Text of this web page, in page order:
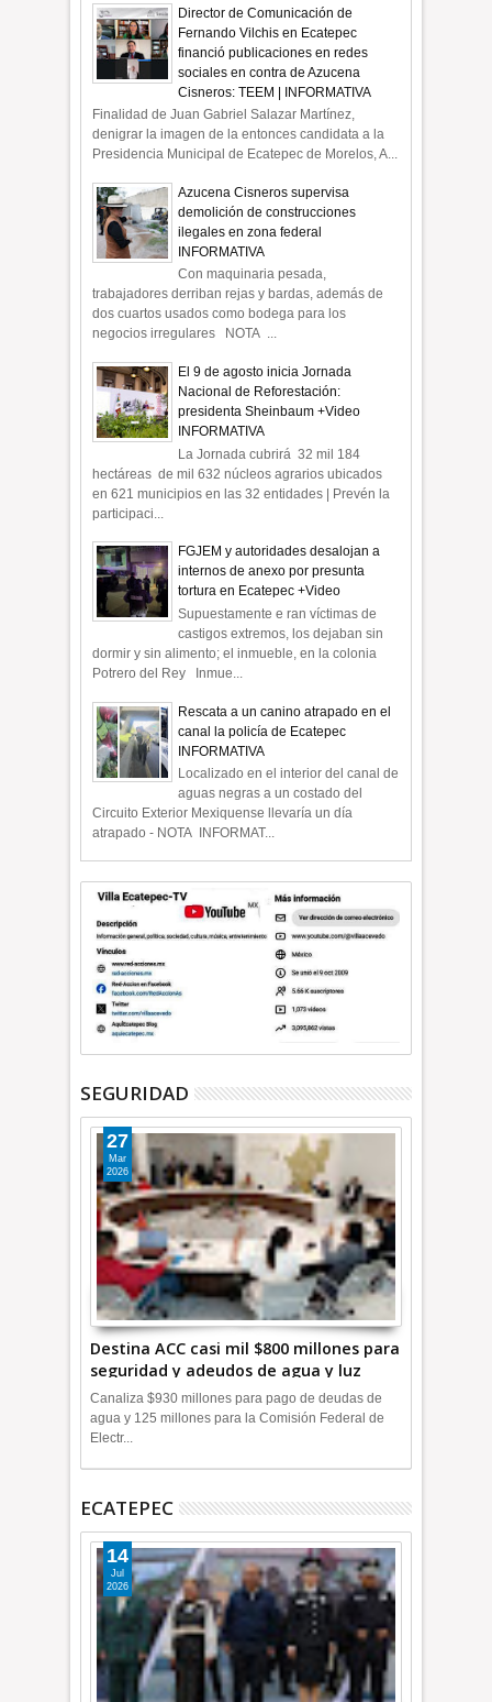
Director de Comunicación de
Fernando Vilchis en Ecatepec
financió publicaciones en redes
sociales en contra de Azucena
Cisneros: TEEM | INFORMATIVA
Finalidad de Juan Gabriel Salazar Martínez,
denigrar la imagen de la entonces candidata a la
Presidencia Municipal de Ecatepec de Morelos, A...
Azucena Cisneros supervisa
demolición de construcciones
ilegales en zona federal
INFORMATIVA
Con maquinaria pesada,
trabajadores derriban rejas y bardas, además de
dos cuartos usados como bodega para los
negocios irregulares NOTA ...
El 9 de agosto inicia Jornada
Nacional de Reforestación:
presidenta Sheinbaum +Video
INFORMATIVA
La Jornada cubrirá 32 mil 184
hectáreas de mil 632 núcleos agrarios ubicados
en 621 municipios en las 32 entidades | Prevén la
participaci...
FGJEM y autoridades desalojan a
internos de anexo por presunta
tortura en Ecatepec +Video
Supuestamente e ran víctimas de
castigos extremos, los dejaban sin
dormir y sin alimento; el inmueble, en la colonia
Potrero del Rey Inmue...
Rescata a un canino atrapado en el
canal la policía de Ecatepec
INFORMATIVA
Localizado en el interior del canal de
aguas negras a un costado del
Circuito Exterior Mexiquense llevaría un día
atrapado - NOTA INFORMAT...
SEGURIDAD
Destina ACC casi mil $800 millones para
seguridad y adeudos de agua y luz
+Video
27
Mar
2026
Canaliza $930 millones para pago de deudas de
agua y 125 millones para la Comisión Federal de
Electr...
ECATEPEC
14
Jul
2026